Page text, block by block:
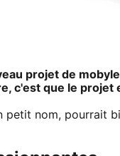
projet de
c'est que le projet
petit nom, pourrait